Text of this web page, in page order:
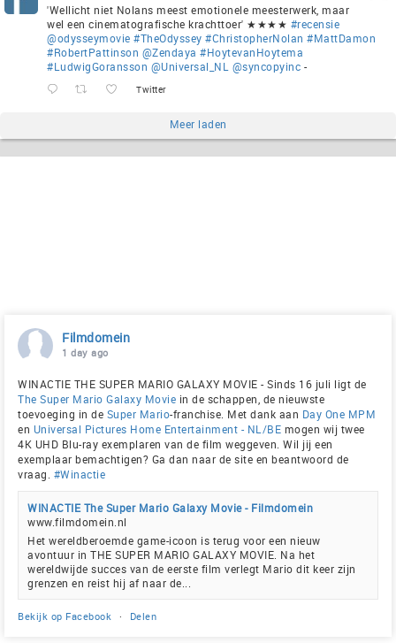
'Wellicht niet Nolans meest emotionele meesterwerk, maar
wel een cinematografische krachttoer' ★★★★ #recensie
@odysseymovie #TheOdyssey #ChristopherNolan #MattDamon
#RobertPattinson @Zendaya #HoytevanHoytema
#LudwigGoransson @Universal_NL @syncopyinc -
Twitter
Meer laden
Filmdomein
1 day ago
WINACTIE THE SUPER MARIO GALAXY MOVIE - Sinds 16 juli ligt de
The Super Mario Galaxy Movie in de schappen, de nieuwste
toevoeging in de Super Mario-franchise. Met dank aan Day One MPM
en Universal Pictures Home Entertainment - NL/BE mogen wij twee
4K UHD Blu-ray exemplaren van de film weggeven. Wil jij een
exemplaar bemachtigen? Ga dan naar de site en beantwoord de
vraag. #Winactie
WINACTIE The Super Mario Galaxy Movie - Filmdomein
www.filmdomein.nl
Het wereldberoemde game-icoon is terug voor een nieuw
avontuur in THE SUPER MARIO GALAXY MOVIE. Na het
wereldwijde succes van de eerste film verlegt Mario dit keer zijn
grenzen en reist hij af naar de...
Bekijk op Facebook · Delen